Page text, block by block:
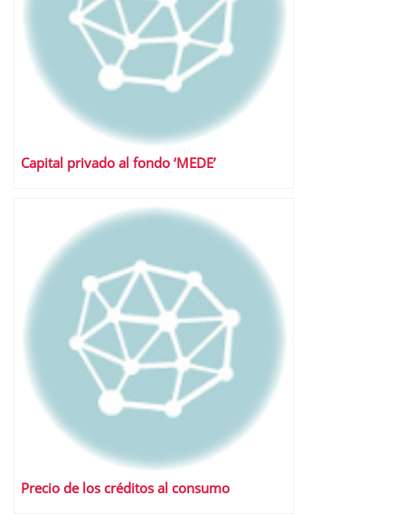
Capital privado al fondo ‘MEDE’
Precio de los créditos al consumo